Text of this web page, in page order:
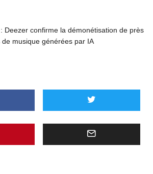
Deezer confirme la démonétisation de près
musique générées par IA